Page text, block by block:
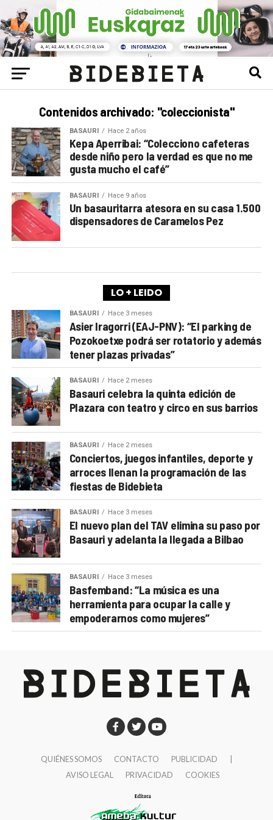
Contenidos archivado: "coleccionista"
BASAURI Hace 2 años
Kepa Aperribai: “Colecciono cafeteras
desde niño pero la verdad es que no me
gusta mucho el café”
BASAURI Hace 9 años
Un basauritarra atesora en su casa 1.500
dispensadores de Caramelos Pez
LO + LEIDO
BASAURI Hace 3 meses
Asier Iragorri (EAJ-PNV): “El parking de
Pozokoetxe podrá ser rotatorio y además
tener plazas privadas”
BASAURI Hace 2 meses
Basauri celebra la quinta edición de
Plazara con teatro y circo en sus barrios
BASAURI Hace 2 meses
Conciertos, juegos infantiles, deporte y
arroces llenan la programación de las
fiestas de Bidebieta
BASAURI Hace 3 meses
El nuevo plan del TAV elimina su paso por
Basauri y adelanta la llegada a Bilbao
BASAURI Hace 3 meses
Basfemband: “La música es una
herramienta para ocupar la calle y
empoderarnos como mujeres”
QUIÉNES SOMOS CONTACTO PUBLICIDAD
AVISO LEGAL
PRIVACIDAD COOKIES